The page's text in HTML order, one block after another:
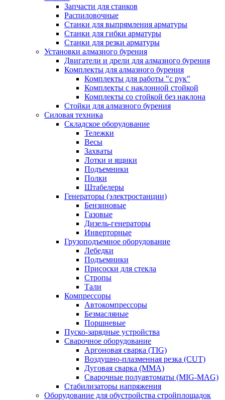
Запчасти для станков
Распиловочные
Станки для выпрямления арматуры
Станки для гибки арматуры
Станки для резки арматуры
Установки алмазного бурения
Двигатели и дрели для алмазного бурения
Комплекты для алмазного бурения
Комплекты для работы "с рук"
Комплекты с наклонной стойкой
Комплекты со стойкой без наклона
Стойки для алмазного бурения
Силовая техника
Складское оборудование
Тележки
Весы
Захваты
Лотки и ящики
Подъемники
Полки
Штабелеры
Генераторы (электростанции)
Бензиновые
Газовые
Дизель-генераторы
Инверторные
Грузоподъемное оборудование
Лебедки
Подъемники
Присоски для стекла
Стропы
Тали
Компрессоры
Автокомпрессоры
Безмасляные
Поршневые
Пуско-зарядные устройства
Сварочное оборудование
Аргоновая сварка (TIG)
Воздушно-плазменная резка (CUT)
Дуговая сварка (ММА)
Сварочные полуавтоматы (MIG-MAG)
Стабилизаторы напряжения
Оборудование для обустройства стройплощадок